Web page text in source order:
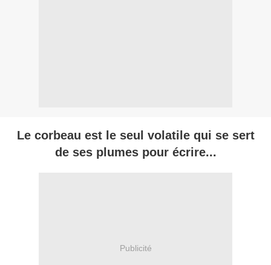
Le corbeau est le seul volatile qui se sert
de ses plumes pour écrire...
Publicité